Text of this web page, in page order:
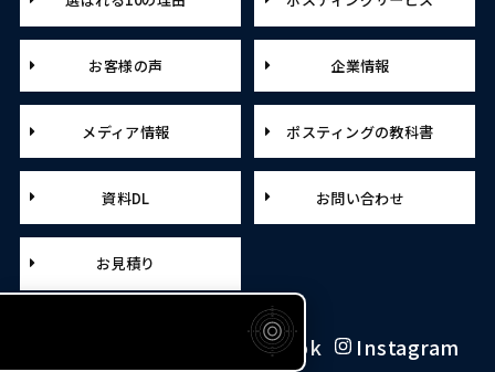
お客様の声 企業情報
メディア情報 ポスティングの教科書
資料DL お問い合わせ
お見積り
Facebook Instagram